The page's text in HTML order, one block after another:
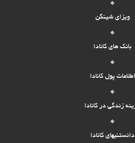
ویزای شینگن
بانک های کانادا
اطلاعات پول کانادا
زندگی در کانادا
دانستنیهای کانادا